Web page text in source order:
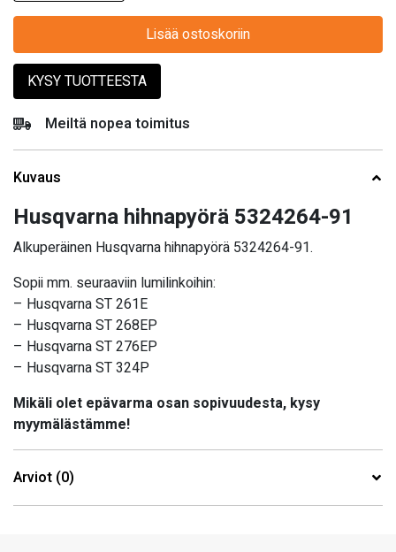
Lisää ostoskoriin
KYSY TUOTTEESTA
Meiltä nopea toimitus
Kuvaus
Husqvarna hihnapyörä 5324264-91
Alkuperäinen Husqvarna hihnapyörä 5324264-91.
Sopii mm. seuraaviin lumilinkoihin:
– Husqvarna ST 261E
– Husqvarna ST 268EP
– Husqvarna ST 276EP
– Husqvarna ST 324P
Mikäli olet epävarma osan sopivuudesta, kysy
myymälästämme!
Arviot (0)